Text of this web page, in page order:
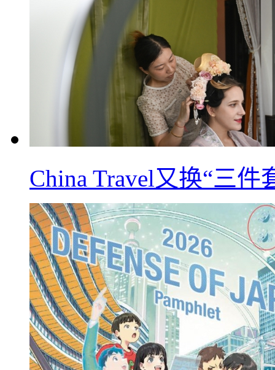
China Travel又换“三